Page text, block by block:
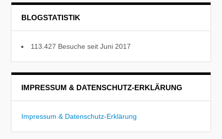
BLOGSTATISTIK
113.427 Besuche seit Juni 2017
IMPRESSUM & DATENSCHUTZ-ERKLÄRUNG
Impressum & Datenschutz-Erklärung